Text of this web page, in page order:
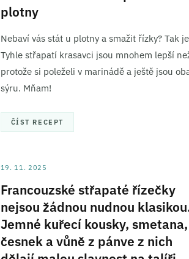
plotny
Nebaví vás stát u plotny a smažit řízky? Tak
Tyhle střapatí krasavci jsou mnohem lepší
protože si poleželi v marinádě a ještě jsou
sýru. Mňam!
ČÍST RECEPT
19. 11. 2025
Francouzské střapaté řízečky
nejsou žádnou nudnou
Jemné kuřecí kousky, smetana,
česnek a vůně z pánve z nich